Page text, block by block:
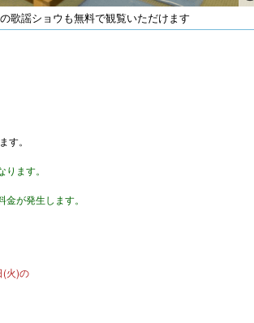
謡ショウも無料で観覧いただけます
す。
ります。
が発生します。
(火)の